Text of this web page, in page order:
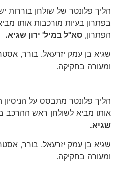
הליך פלונטר של שולחן בוררות
בפתרון בעיות מורכבות אותו
הפתרון, סא"ל במיל' ירון שגיא.
שגיא בן עמק יזרעאל. בורר,
ומעורה בחקיקה.
הליך פלונטר מתבסס על
אותו מביא לשולחן ראש ההרכב
שגיא.
שגיא בן עמק יזרעאל. בורר,
ומעורה בחקיקה.